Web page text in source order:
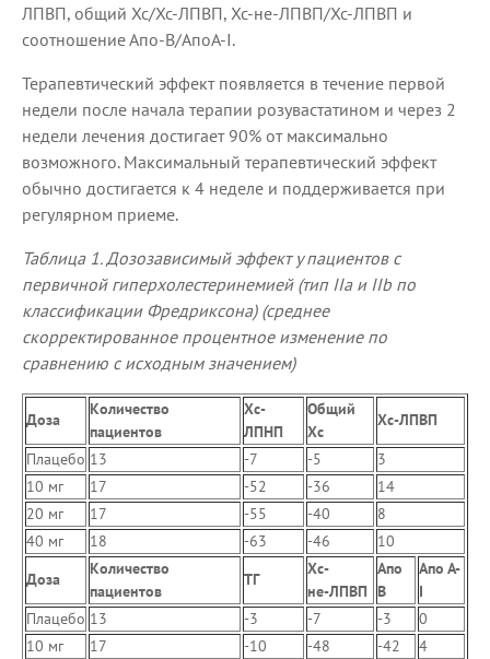
ЛПВП, общий Хс/Хс-ЛПВП, Хс-не-ЛПВП/Хс-ЛПВП и
соотношение Апо-B/АпоА-I.
Терапевтический эффект появляется в течение первой
недели после начала терапии розувастатином и через 2
недели лечения достигает 90% от максимально
возможного. Максимальный терапевтический эффект
обычно достигается к 4 неделе и поддерживается при
регулярном приеме.
Таблица 1. Дозозависимый эффект у пациентов с
первичной гиперхолестеринемией (тип IIa и IIb по
классификации Фредриксона) (среднее
скорректированное процентное изменение по
сравнению с исходным значением)
Доза
Количество
пациентов
Хс-
ЛПНП
Общий
Хс
Хс-ЛПВП
Плацебо 13 -7 -5
3
10 мг
17 -52 -36
14
20 мг
17 -55 -40
8
40 мг
18 -63 -46
10
Доза
Количество
пациентов
ТГ
Хс-
не-ЛПВП
Апо
В
Апо А-
I
Плацебо 13 -3 -7 -3
0
10 мг
17 -10 -48 -42
4